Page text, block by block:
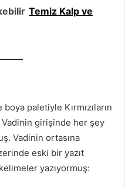
Temiz Kalp ve
paletiyle Kırmızıların
girişinde her şey
Vadinin ortasına
eski bir yazıt
yazıyormuş: